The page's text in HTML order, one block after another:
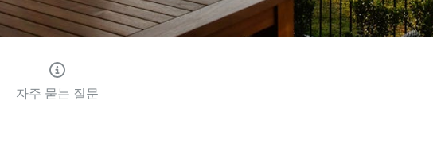
자주 묻는 질문